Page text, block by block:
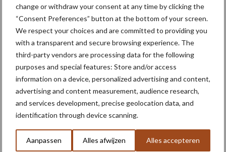
change or withdraw your consent at any time by clicking the
“Consent Preferences” button at the bottom of your screen.
We respect your choices and are committed to providing you
with a transparent and secure browsing experience. The
third-party vendors are processing data for the following
purposes and special features: Store and/or access
information on a device, personalized advertising and content,
advertising and content measurement, audience research,
and services development, precise geolocation data, and
identification through device scanning.
Aanpassen Alles afwijzen Alles accepteren
Oogst biologische
aardappelen in volle gang
Nieuwe compacte
van AVR